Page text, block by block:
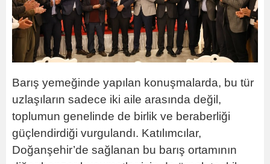
Barış yemeğinde yapılan konuşmalarda, bu tür
uzlaşıların sadece iki aile arasında değil,
toplumun genelinde de birlik ve beraberliği
güçlendirdiği vurgulandı. Katılımcılar,
Doğanşehir’de sağlanan bu barış ortamının